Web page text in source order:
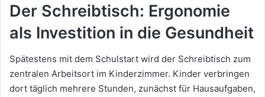
Der Schreibtisch: Ergonomie
als Investition in die Gesundheit
Spätestens mit dem Schulstart wird der Schreibtisch zum
zentralen Arbeitsort im Kinderzimmer. Kinder verbringen
dort täglich mehrere Stunden, zunächst für Hausaufgaben,